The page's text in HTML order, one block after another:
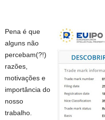
Pena é que
alguns não
percebam(?!)
razões,
motivações e
importância do
nosso
trabalho.